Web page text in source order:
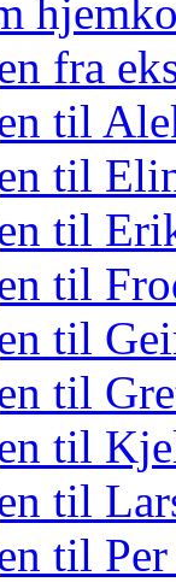
fra
til
til
til
til
til
til
til
til
til